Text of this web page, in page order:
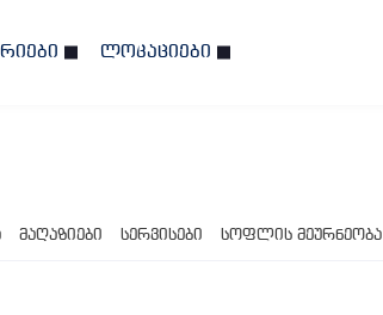
ლოკაციები
მაღაზიები სერვისები სოფლის მეურნეობა